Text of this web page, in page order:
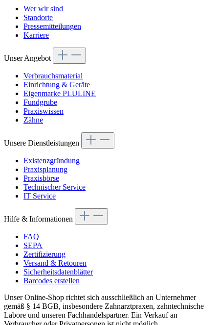
Wer wir sind
Standorte
Pressemitteilungen
Karriere
Unser Angebot
Verbrauchsmaterial
Einrichtung & Geräte
Eigenmarke PLULINE
Fundgrube
Praxiswissen
Zähne
Unsere Dienstleistungen
Existenzgründung
Praxisplanung
Praxisbörse
Technischer Service
IT Service
Hilfe & Informationen
FAQ
SEPA
Zertifizierung
Versand & Retouren
Sicherheitsdatenblätter
Barcodes erstellen
Unser Online-Shop richtet sich ausschließlich an Unternehmer
gemäß § 14 BGB, insbesondere Zahnarztpraxen, zahntechnische
Labore und unseren Fachhandelspartner. Ein Verkauf an